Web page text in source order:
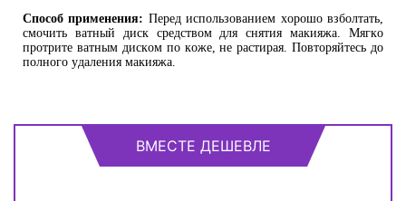
Способ применения: Перед использованием хорошо взболтать,
смочить ватный диск средством для снятия макияжа. Мягко
протрите ватным диском по коже, не растирая. Повторяйтесь до
полного удаления макияжа.
ВМЕСТЕ ДЕШЕВЛЕ